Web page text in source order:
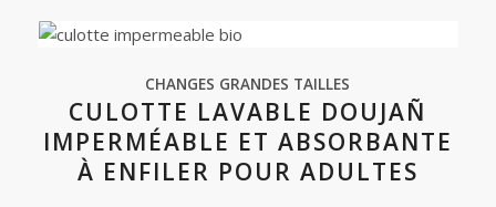
CHANGES GRANDES TAILLES
CULOTTE LAVABLE DOUJAÑ
IMPERMÉABLE ET ABSORBANTE
À ENFILER POUR ADULTES